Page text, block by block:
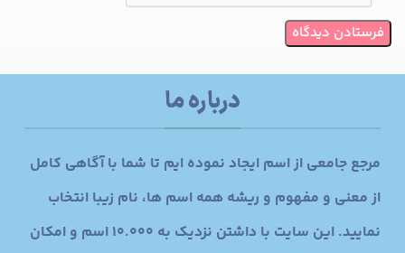
درباره ما
مرجع جامعی از اسم ایجاد نموده ایم تا شما با آگاهی کامل
از معنی و مفهوم و ریشه همه اسم ها، نام زیبا انتخاب
نمایید. این سایت با داشتن نزدیک به 10.000 اسم و امکان